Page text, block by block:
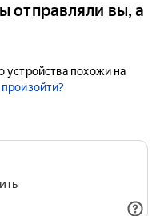
отправляли вы, а
устройства похожи на